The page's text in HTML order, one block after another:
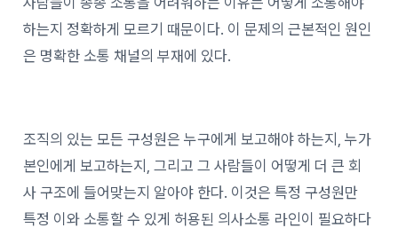
하는지 정확하게 모르기 때문이다. 이 문제의 근본적인 원인
은 명확한 소통 채널의 부재에 있다.
조직의 있는 모든 구성원은 누구에게 보고해야 하는지, 누가
본인에게 보고하는지, 그리고 그 사람들이 어떻게 더 큰 회
사 구조에 들어맞는지 알아야 한다. 이것은 특정 구성원만
특정 이와 소통할 수 있게 허용된 의사소통 라인이 필요하다